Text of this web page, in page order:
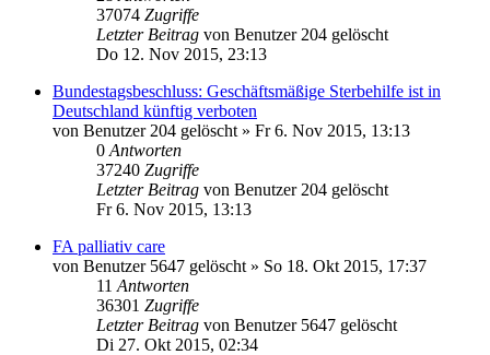
37074 Zugriffe
Letzter Beitrag von Benutzer 204 gelöscht
Do 12. Nov 2015, 23:13
Bundestagsbeschluss: Geschäftsmäßige Sterbehilfe ist in
Deutschland künftig verboten
von Benutzer 204 gelöscht » Fr 6. Nov 2015, 13:13
0 Antworten
37240 Zugriffe
Letzter Beitrag von Benutzer 204 gelöscht
Fr 6. Nov 2015, 13:13
FA palliativ care
von Benutzer 5647 gelöscht » So 18. Okt 2015, 17:37
11 Antworten
36301 Zugriffe
Letzter Beitrag von Benutzer 5647 gelöscht
Di 27. Okt 2015, 02:34